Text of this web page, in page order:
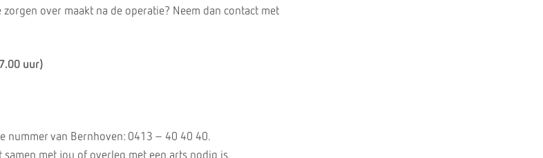
over maakt na de operatie? Neem dan contact met
uur)
nummer van Bernhoven: 0413 – 40 40 40.
met jou of overleg met een arts nodig is.